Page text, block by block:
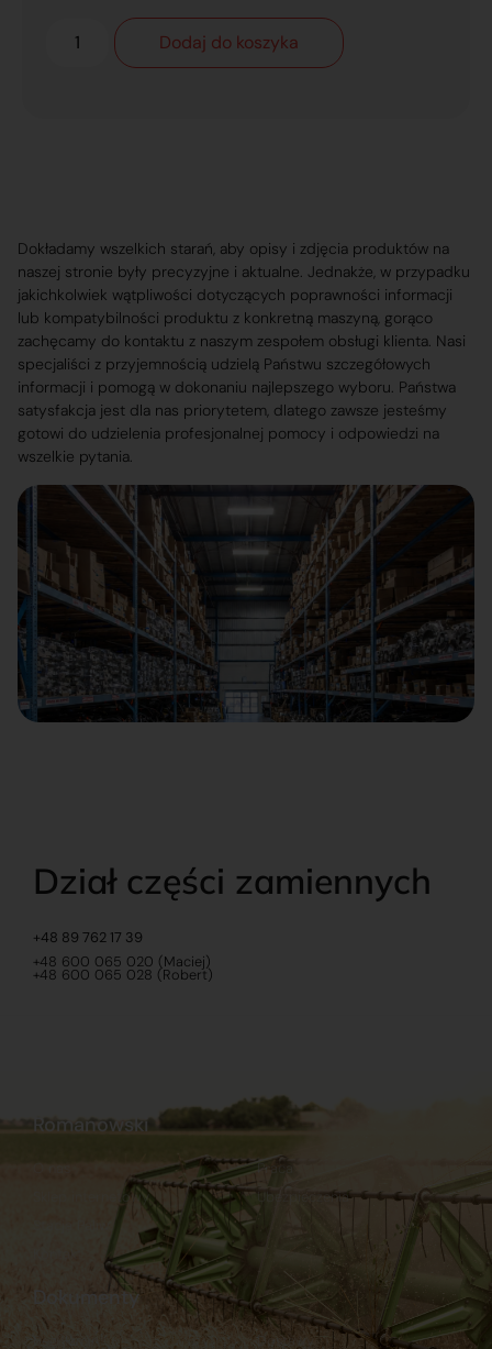
Dodaj do koszyka
Dokładamy wszelkich starań, aby opisy i zdjęcia produktów na
naszej stronie były precyzyjne i aktualne. Jednakże, w przypadku
jakichkolwiek wątpliwości dotyczących poprawności informacji
lub kompatybilności produktu z konkretną maszyną, gorąco
zachęcamy do kontaktu z naszym zespołem obsługi klienta. Nasi
specjaliści z przyjemnością udzielą Państwu szczegółowych
informacji i pomogą w dokonaniu najlepszego wyboru. Państwa
satysfakcja jest dla nas priorytetem, dlatego zawsze jesteśmy
gotowi do udzielenia profesjonalnej pomocy i odpowiedzi na
wszelkie pytania.
Dział części zamiennych
+48 89 762 17 39
+48 600 065 020 (Maciej)
+48 600 065 028 (Robert)
Dokumenty
Regulamin Dostawy
Romanowski
Sklep internetowy
Praca
Ubezpieczenia